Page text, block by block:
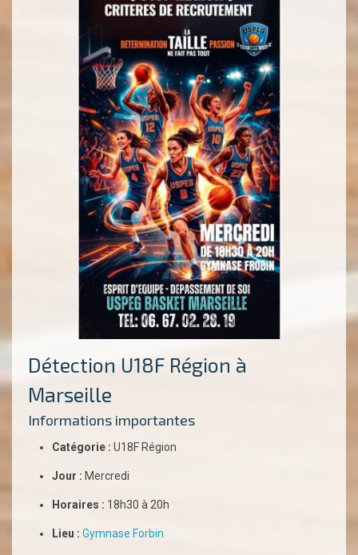
Détection U18F Région à
Marseille
Informations importantes
Catégorie : U18F Région
Jour : Mercredi
Horaires : 18h30 à 20h
Lieu : Gymnase Forbin